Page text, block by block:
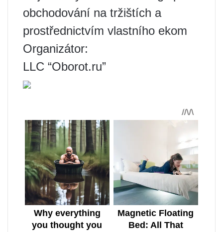
obchodování na tržištích a
prostřednictvím vlastního ekom
Organizátor:
LLC “Oborot.ru”